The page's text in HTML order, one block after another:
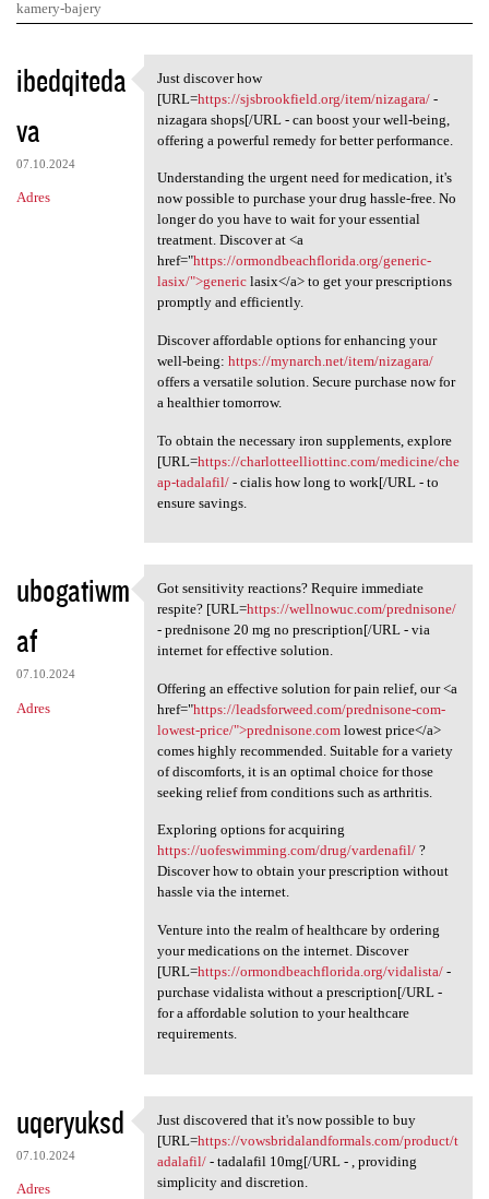
kamery-bajery
K
o
m
e
n
ibedqiteda
va
07.10.2024
Adres
Just discover how [URL=https:
Just discover how
[URL=https://sjsbrookfield.org/item/nizagara/-
nizagara shops[/URL - can boost your well-being,
offering a powerful remedy for better performance.
Understanding the urgent need for medication, it's
now possible to purchase your drug hassle-free. No
longer do you have to wait for your essential
treatment. Discover at <a
href="https://ormondbeachflorida.org/generic-
lasix/">genericlasix</a> to get your prescriptions
promptly and efficiently.
Discover affordable options for enhancing your
well-being: https://mynarch.net/item/nizagara/
offers a versatile solution. Secure purchase now for
a healthier tomorrow.
To obtain the necessary iron supplements, explore
[URL=https://charlotteelliottinc.com/medicine/che
ap-tadalafil/- cialis how long to work[/URL - to
ensure savings.
ubogatiwm
af
07.10.2024
Adres
Got sensitivity reactions?
Got sensitivity reactions? Require immediate
respite? [URL=https://wellnowuc.com/prednisone/
- prednisone 20 mg no prescription[/URL - via
internet for effective solution.
Offering an effective solution for pain relief, our <a
href="https://leadsforweed.com/prednisone-com-
lowest-price/">prednisone.comlowest price</a>
comes highly recommended. Suitable for a variety
of discomforts, it is an optimal choice for those
seeking relief from conditions such as arthritis.
Exploring options for acquiring
https://uofeswimming.com/drug/vardenafil/?
Discover how to obtain your prescription without
hassle via the internet.
Venture into the realm of healthcare by ordering
your medications on the internet. Discover
[URL=https://ormondbeachflorida.org/vidalista/-
purchase vidalista without a prescription[/URL -
for a affordable solution to your healthcare
requirements.
uqeryuksd
07.10.2024
Adres
Just discovered that it's now
Just discovered that it's now possible to buy
[URL=https://vowsbridalandformals.com/product/t
adalafil/- tadalafil 10mg[/URL - , providing
simplicity and discretion.